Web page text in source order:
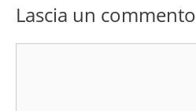
Lascia un commento